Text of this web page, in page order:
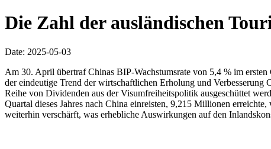
Die Zahl der ausländischen
Date: 2025-05-03
Am 30. April übertraf Chinas BIP-Wachstumsrate von 5,4 % im
der eindeutige Trend der wirtschaftlichen Erholung und
Reihe von Dividenden aus der Visumfreiheitspolitik ausgeschüttet
Quartal dieses Jahres nach China einreisten, 9,215 Millionen
weiterhin verschärft, was erhebliche Auswirkungen auf den